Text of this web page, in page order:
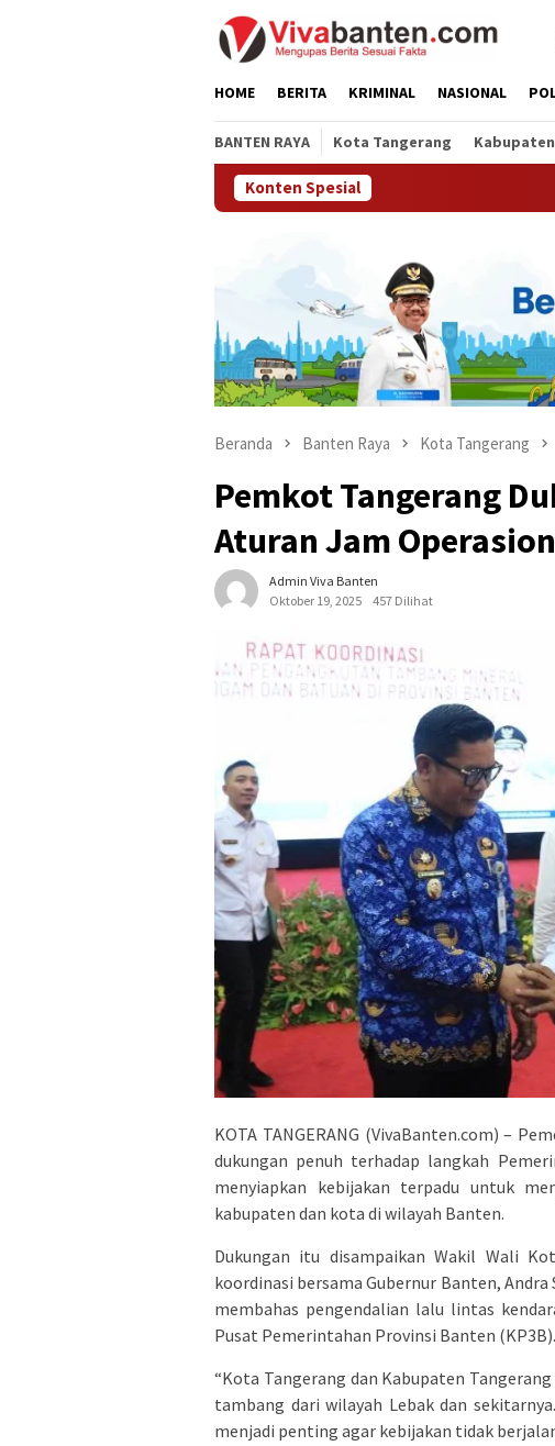
HOME BERITA KRIMINAL NASIONAL
BANTEN RAYA Kota Tangerang
Konten Spesial
Beranda Banten Raya Kota Tangerang
Pemkot Tangerang
Aturan Jam
Admin Viva Banten
Oktober 19, 2025
457 Dilihat
KOTA TANGERANG (VivaBanten.com) –
dukungan penuh terhadap langkah
menyiapkan kebijakan terpadu untuk
kabupaten dan kota di wilayah Banten.
Dukungan itu disampaikan Wakil Wali
koordinasi bersama Gubernur Banten,
membahas pengendalian lalu lintas
Pusat Pemerintahan Provinsi Banten (KP3B).
“Kota Tangerang dan Kabupaten
tambang dari wilayah Lebak dan
menjadi penting agar kebijakan tidak